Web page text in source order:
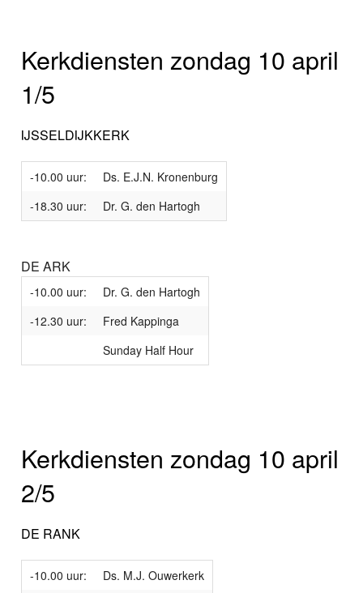
Kerkdiensten zondag 10 april
1/5
IJSSELDIJKKERK
-10.00 uur:
Ds. E.J.N. Kronenburg
-18.30 uur:
Dr. G. den Hartogh
DE ARK
-10.00 uur:
Dr. G. den Hartogh
-12.30 uur:
Fred Kappinga
Sunday Half Hour
Kerkdiensten zondag 10 april
2/5
DE RANK
-10.00 uur:
Ds. M.J. Ouwerkerk